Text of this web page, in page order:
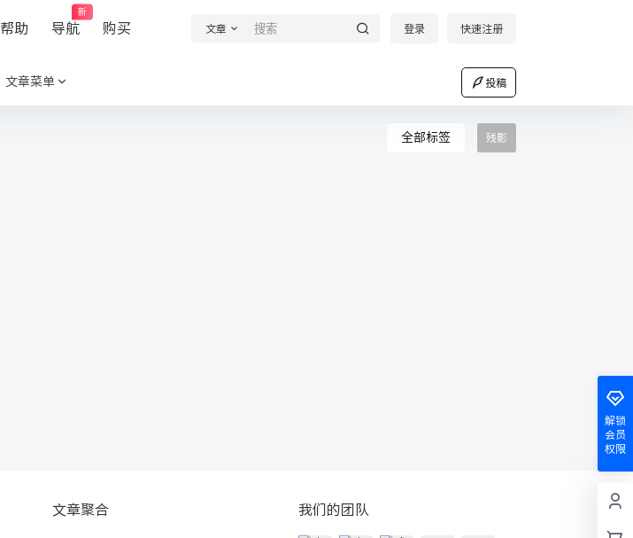
帮助 导航
新
购买 文章 登录 快速注册
文章菜单 投稿
全部标签 残影
解锁
会员
权限
文章聚合 我们的团队